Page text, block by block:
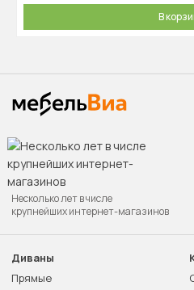
В
Несколько лет в числе
крупнейших интернет-магазинов
Диваны
Прямые